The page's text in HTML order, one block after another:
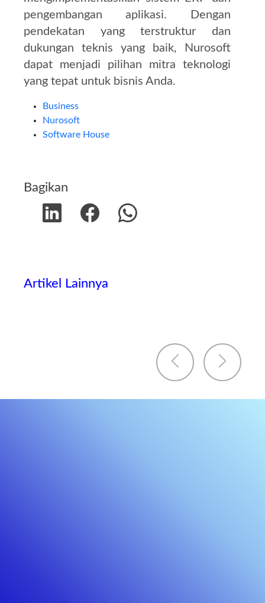
pengembangan aplikasi.
Dengan
pendekatan yang terstruktur dan
dukungan teknis yang baik, Nurosoft
dapat menjadi pilihan mitra teknologi
yang tepat untuk bisnis Anda.
Business
Nurosoft
Software House
Bagikan
Artikel Lainnya